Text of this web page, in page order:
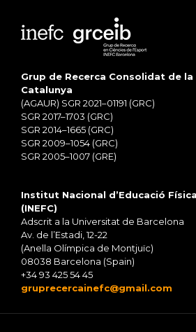
Grup de Recerca Consolidat de
Catalunya
(AGAUR) SGR 2021–01191 (GRC)
SGR 2017–1703 (GRC)
SGR 2014–1665 (GRC)
SGR 2009–1054 (GRC)
SGR 2005–1007 (GRE)
Institut Nacional d’Educació
(INEFC)
Adscrit a la Universitat de Barcelona
Av. de l’Estadi, 12-22
(Anella Olímpica de Montjuïc)
08038 Barcelona (Spain)
+34 93 425 54 45
gruprecercainefc@gmail.com